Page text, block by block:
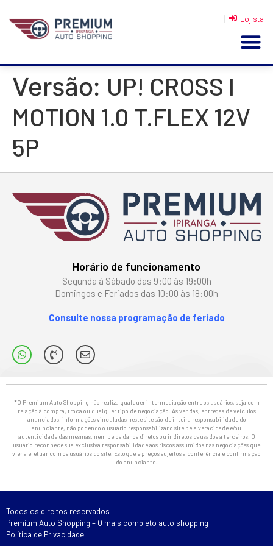
| Lojista
Versão: UP! CROSS I
MOTION 1.0 T.FLEX 12V
5P
Horário de funcionamento
Segunda à Sábado das 9:00 às 19:00h
Domingos e Feriados das 10:00 às 18:00h
Consulte nossa programação de feriado
*O Premium Auto Shopping não realiza qualquer intermediação entre os usuários, seja com
relação à compra, troca ou qualquer tipo de negociação. As vendas, entregas de veículos
anunciados, informações vinculadas neste site são de inteira responsabilidade do
anunciante, não podendo o usuário responsabilizar o site pela veracidade e/ou
autenticidade das mesmas, nem pelos danos diretos ou indiretos causados a terceiros. O
usuário reconhece sua exclusiva responsabilidade aos riscos assumidos nas negociações que
vier a efetuar com os usuários do site. Estoque e preços sujeitos a conferência e confirmação
do anunciante.
Todos os direitos reservados
Premium Auto Shopping – O mais completo auto shopping
Política de Privacidade